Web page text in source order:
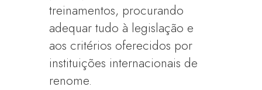
treinamentos, procurando
adequar tudo à legislação e
aos critérios oferecidos por
instituições internacionais de
renome.